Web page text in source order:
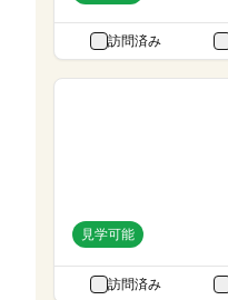
訪問済み
見学可能
訪問済み